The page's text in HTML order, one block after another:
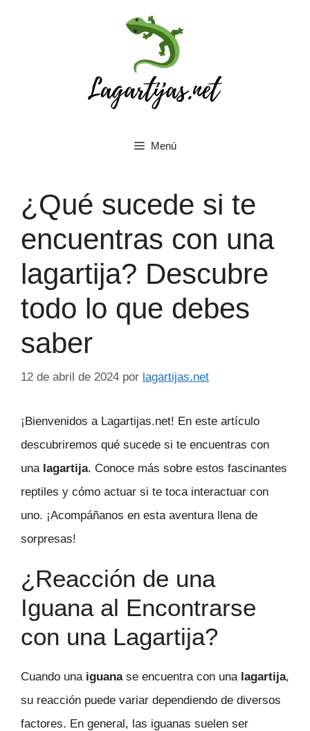
Menú
¿Qué sucede si te
encuentras con una
lagartija? Descubre
todo lo que debes
saber
12 de abril de 2024 por lagartijas.net
¡Bienvenidos a Lagartijas.net! En este artículo
descubriremos qué sucede si te encuentras con
una lagartija. Conoce más sobre estos fascinantes
reptiles y cómo actuar si te toca interactuar con
uno. ¡Acompáñanos en esta aventura llena de
sorpresas!
¿Reacción de una
Iguana al Encontrarse
con una Lagartija?
Cuando una iguanase encuentra con una lagartija,
su reacción puede variar dependiendo de diversos
factores. En general, las iguanas suelen ser